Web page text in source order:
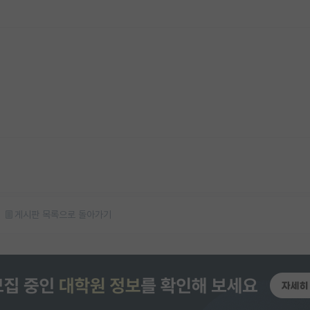
게시판 목록으로 돌아가기